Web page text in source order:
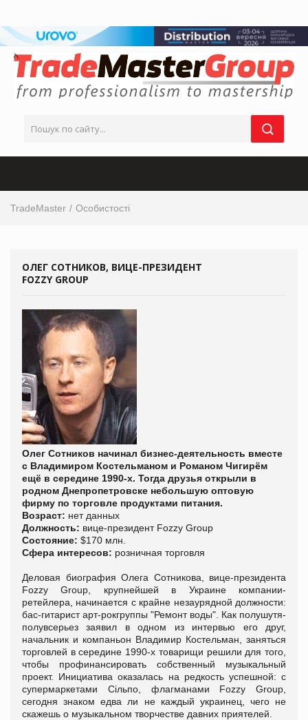
TradeMaster Особистості
ОЛЕГ СОТНИКОВ, ВИЦЕ-ПРЕЗИДЕНТ
FOZZY GROUP
Олег Сотников начинал бизнес-деятельность вместе
с Владимиром Костельманом и Романом Чигирём
ещё в середине 1990-х. Тогда друзья открыли в
родном Днепропетровске небольшую оптовую
фирму по торговле продуктами питания.
Возраст: нет данных
Должность: вице-президент Fozzy Group
Состояние: $170 млн.
Сфера интересов: розничная торговля
Деловая биография Олега Сотникова, вице-президента
Fozzy Group, крупнейшей в Украине компании-
ретейлера, начинается с крайне незаурядной должности:
бас-гитарист арт-рокгруппы "Ремонт воды". Как полушутя-
полувсерьез заявил в одном из интервью его друг,
начальник и компаньон Владимир Костельман, заняться
торговлей в середине 1990-х товарищи решили для того,
чтобы профинансировать собственный музыкальный
проект. Инициатива оказалась на редкость успешной: с
супермаркетами Сільпо, флагманами Fozzy Group,
сегодня знаком едва ли не каждый украинец, чего не
скажешь о музыкальном творчестве давних приятелей.